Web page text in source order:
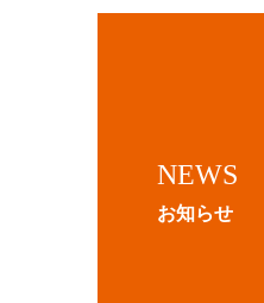
NEWS
お知らせ